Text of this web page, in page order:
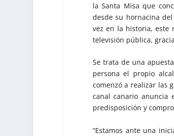
la Santa Misa que
desde su hornacina
vez en la historia, este
televisión pública,
Se trata de una
persona el propio
comenzó a realizar las
canal canario anuncia
predisposición y
“Estamos ante una